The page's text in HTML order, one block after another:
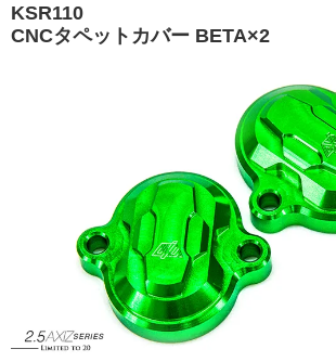
KSR110
CNCタペットカバー BETA×2